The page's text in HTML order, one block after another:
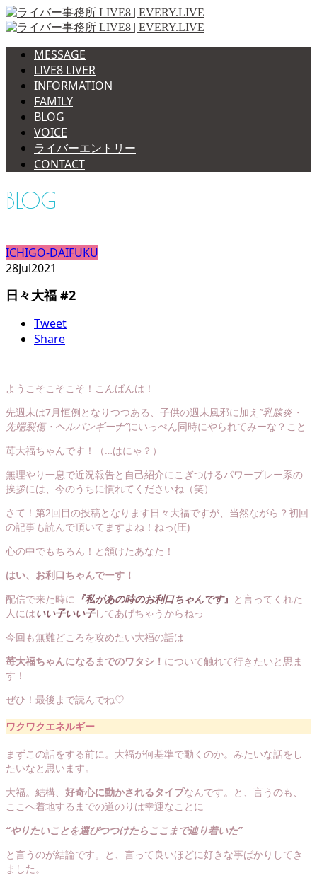
MESSAGE
LIVE8 LIVER
INFORMATION
FAMILY
BLOG
VOICE
ライバーエントリー
CONTACT
BLOG
ICHIGO-DAIFUKU
28Jul2021
日々大福 #2
Tweet
Share
ようこそこそこそ！こんばんは！
先週末は7月恒例となりつつある、子供の週末風邪に加え ”乳腺炎・
先端裂傷・ヘルパンギーナ”にいっぺん同時にやられてみーな？こと
苺大福ちゃんです！（…はにゃ？）
無理やり一息で近況報告と自己紹介にこぎつけるパワープレー系の
挨拶には、今のうちに慣れてくださいね（笑）
さて！第2回目の投稿となります日々大福ですが、当然ながら？初回
の記事も読んで頂いてますよね！ねっ(圧)
心の中でもちろん！と頷けたあなた！
はい、お利口ちゃんでーす！
配信で来た時に 『私があの時のお利口ちゃんです』 と言ってくれた
人にはいい子いい子してあげちゃうからねっ
今回も無難どころを攻めたい大福の話は
苺大福ちゃんになるまでのワタシ！ について触れて行きたいと思ま
す！
ぜひ！最後まで読んでね♡
ワクワクエネルギー
まずこの話をする前に。大福が何基準で動くのか。みたいな話をし
たいなと思います。
大福。結構、 好奇心に動かされるタイプなんです。と、言うのも、
ここへ着地するまでの道のりは幸運なことに
“やりたいことを選びつつけたらここまで辿り着いた”
と言うのが結論です。と、言って良いほどに好きな事ばかりしてき
ました。